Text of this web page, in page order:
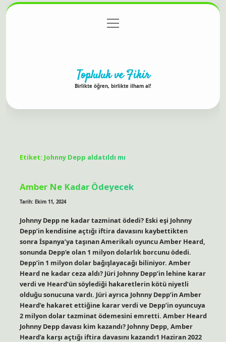
Gizlilik Politikası
menüyü
aç
Topluluk ve Fikir
Birlikte öğren, birlikte ilham al!
Etiket: Johnny Depp aldatıldı mı
Amber Ne Kadar Ödeyecek
Tarih: Ekim 11, 2024
Johnny Depp ne kadar tazminat ödedi? Eski eşi Johnny
Depp’in kendisine açtığı iftira davasını kaybettikten
sonra İspanya’ya taşınan Amerikalı oyuncu Amber Heard,
sonunda Depp’e olan 1 milyon dolarlık borcunu ödedi.
Depp’in 1 milyon dolar bağışlayacağı biliniyor. Amber
Heard ne kadar ceza aldı? Jüri Johnny Depp’in lehine karar
verdi ve Heard’ün söylediği hakaretlerin kötü niyetli
olduğu sonucuna vardı. Jüri ayrıca Johnny Depp’in Amber
Heard’e hakaret ettiğine karar verdi ve Depp’in oyuncuya
2 milyon dolar tazminat ödemesini emretti. Amber Heard
Johnny Depp davası kim kazandı? Johnny Depp, Amber
Heard’a karşı açtığı iftira davasını kazandı1 Haziran 2022